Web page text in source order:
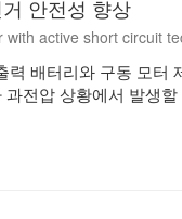
안전성 향상
active short circuit
배터리와 구동 모터
전압 상황에서 발생